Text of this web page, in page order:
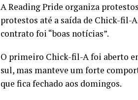
A Reading Pride organiza
protestos até a saída de Chick-fil-
contrato foi “boas notícias”.
O primeiro Chick-fil-A foi aberto
sul, mas manteve um forte
que fica fechado aos domingos.